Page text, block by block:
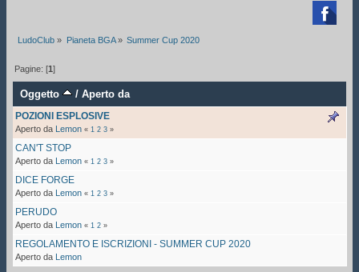

LudoClub » Pianeta BGA» Summer Cup 2020
Pagine: [1]
Oggetto /Aperto da
POZIONI ESPLOSIVE
Aperto da Lemon « 1 2 3 »
CAN'T STOP
Aperto da Lemon « 1 2 3 »
DICE FORGE
Aperto da Lemon « 1 2 3 »
PERUDO
Aperto da Lemon « 1 2 »
REGOLAMENTO E ISCRIZIONI - SUMMER CUP 2020
Aperto da Lemon